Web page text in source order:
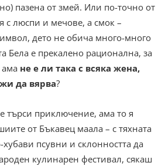
пазена от змей. Или по-точно от
с люспи и мечове, а смок –
дето не обича много-много
Бела е прекалено рационална, за
не е ли така с всяка жена,
да вярва?
търси приключение, ама то я
от Бъкавец маала – с тяхната
псувни и склонността да
кулинарен фестивал, сякаш